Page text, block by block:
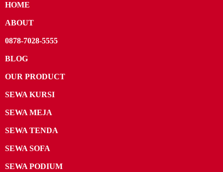
HOME
ABOUT
0878-7028-5555
BLOG
OUR PRODUCT
SEWA KURSI
SEWA MEJA
SEWA TENDA
SEWA SOFA
SEWA PODIUM